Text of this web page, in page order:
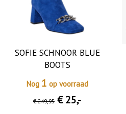
SOFIE SCHNOOR BLUE
BOOTS
Nog 1 op voorraad
€ 249,95 € 25,-